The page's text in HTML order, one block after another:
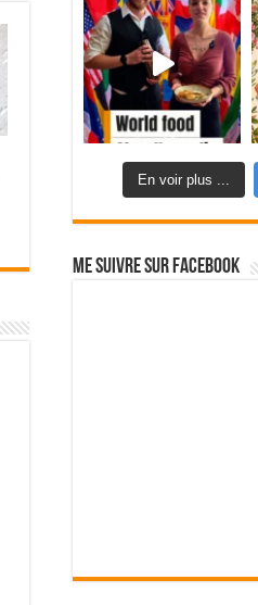
En voir plus ...
Me suivre sur Facebook